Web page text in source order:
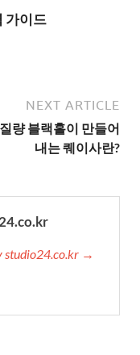
가이드
NEXT ARTICLE
량 블랙홀이 만들어
내는 퀘이사란?
studio24.co.kr →